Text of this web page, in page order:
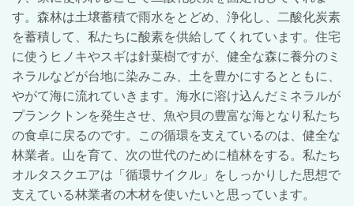
す。森林は土壌蓄積で雨水をとどめ、浄化し、二酸化炭素
を蓄積して、私たちに酸素を供給してくれています。住宅
に使うヒノキやスギは針葉樹ですが、健全な森に養分のミ
ネラルなどが台地に染みこみ、土を豊かにするとともに、
やがて海に流れていきます。海水に溶け込んだミネラルが
プランクトンを発生させ、魚や貝の豊富な海となり私たち
の食卓に戻るのです。この循環を支えているのは、健全な
林業者。山を育て、次の世代のために植林をする。私たち
オルタスクエアは「循環サイクル」をしっかりした思想で
支えている林業者の木材を使いたいと思っています。